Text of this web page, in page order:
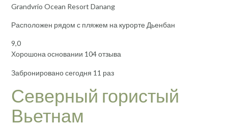
Grandvrio Ocean Resort Danang
Расположен рядом с пляжем на курорте Дьенбан
9,0
Хорошона основании 104 отзыва
Забронировано сегодня 11 раз
Северный гористый
Вьетнам